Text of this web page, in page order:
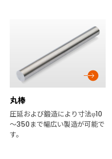
丸棒
圧延および鍛造により寸法φ10
～350まで幅広い製造が可能で
す。